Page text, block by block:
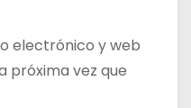
electrónico y web
próxima vez que